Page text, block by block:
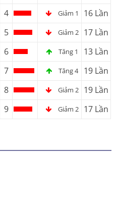
4 Giảm 1
16 Lần
5 Giảm 2
17 Lần
6 Tăng 1
13 Lần
7 Tăng 4
19 Lần
8 Giảm 2
19 Lần
9 Giảm 2 17 Lần